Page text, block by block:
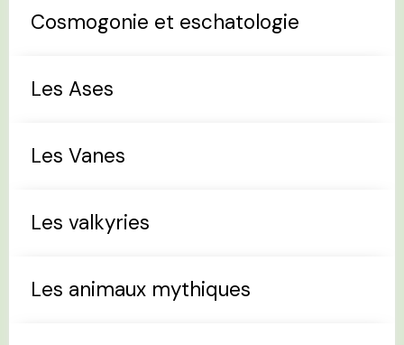
Cosmogonie et eschatologie
Les Ases
Les Vanes
Les valkyries
Les animaux mythiques